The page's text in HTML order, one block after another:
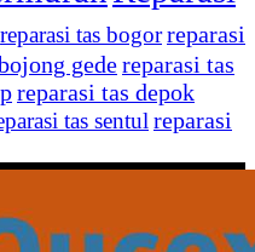
reparasi tas bogorreparasi
gedereparasi tas
reparasi tas depok
tas sentul reparasi